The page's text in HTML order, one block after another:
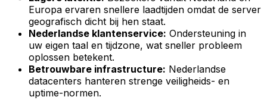
Europa ervaren snellere laadtijden omdat de server
geografisch dicht bij hen staat.
Nederlandse klantenservice: Ondersteuning in
uw eigen taal en tijdzone, wat sneller probleem
oplossen betekent.
Betrouwbare infrastructure: Nederlandse
datacenters hanteren strenge veiligheids- en
uptime-normen.